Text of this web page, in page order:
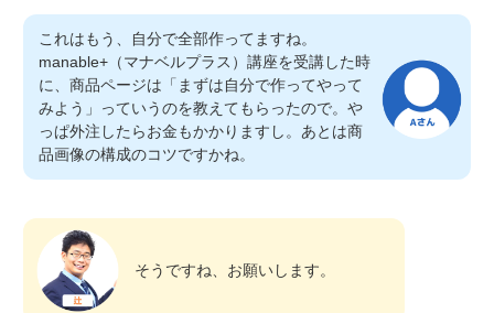
これはもう、自分で全部作ってますね。
manable+（マナベルプラス）講座を受講した時
に、商品ページは「まずは自分で作ってやって
みよう」っていうのを教えてもらったので。や
っぱ外注したらお金もかかりますし。あとは商
品画像の構成のコツですかね。
そうですね、お願いします。